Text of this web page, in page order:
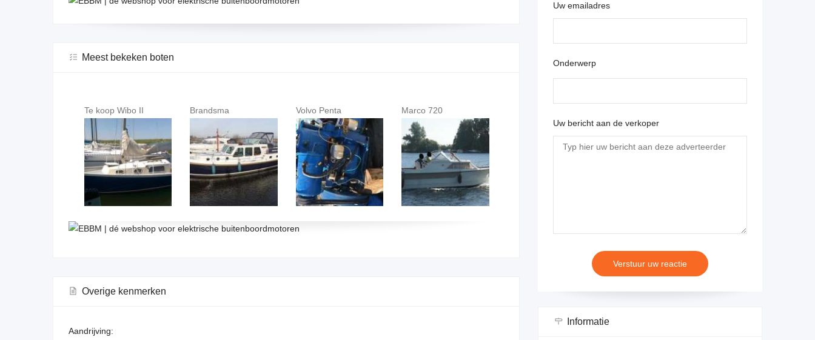
Meest bekeken boten
Brandsma Volvo Penta Marco 720 Kajuitzeilboot
Overige kenmerken
Aandrijving:
Uw emailadres
Onderwerp
Uw bericht aan de verkoper
Informatie